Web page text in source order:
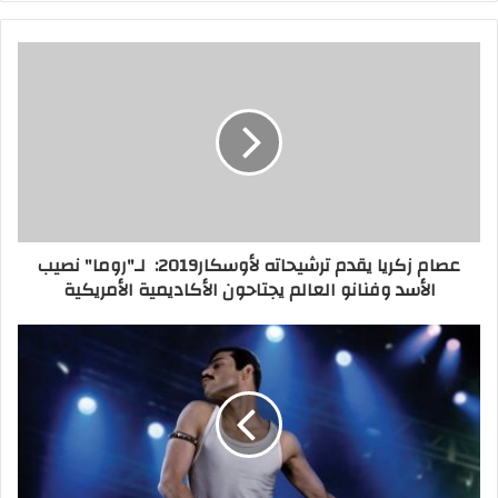
صعبة هذا العام، ولكن توقعي فوز ألفونسوا
أفضل فيلم:
دون الدخول في حيثيات اعتقادي أني أفضل
فيلم ها تكون من نصيب green book.
أفضل فيلم أجنبي : – رغم كل التمنيات بفوز
نادين لبكي وفيلمها كفر ناحوم إلا إن توقعي في
إتجاه بافل وفيلمه Cold war
.
أوسكار أفضل سيناريو مكتوب مباشرة للسينما:
في اعتقادي الأمر محسوم بين فيلم green
عصام زكريا يقدم ترشيحاته لأوسكار2019: لـ"روما" نصيب
الأسد وفنانو العالم يجتاحون الأكاديمية الأمريكية